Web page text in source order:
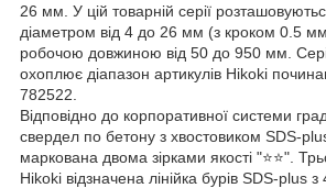
26 мм. У цій товарній серії
діаметром від 4 до 26 мм (з кроком 0.5
робочою довжиною від 50 до 950 мм.
охоплює діапазон артикулів Hikoki
782522.
Відповідно до корпоративної системи
свердел по бетону з хвостовиком SDS-
маркована двома зірками якості "⭐️⭐️".
Hikoki відзначена лінійка бурів SDS-plus